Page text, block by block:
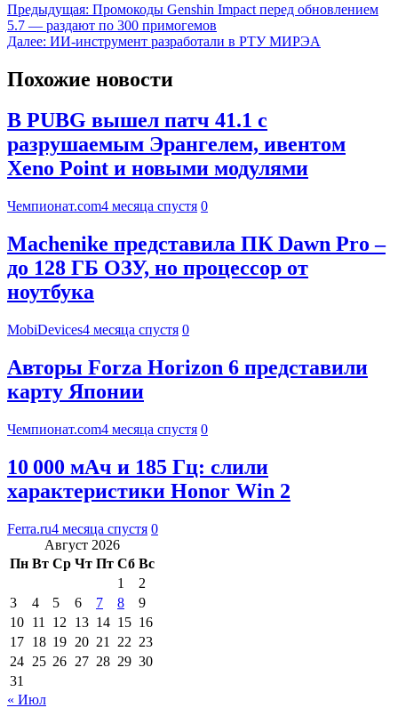
Предыдущая: Промокоды Genshin Impact перед обновлением
5.7 — раздают по 300 примогемов
Далее: ИИ-инструмент разработали в РТУ МИРЭА
Похожие новости
В PUBG вышел патч 41.1 с
разрушаемым Эрангелем, ивентом
Xeno Point и новыми модулями
Чемпионат.com4 месяца спустя 0
Machenike представила ПК Dawn Pro –
до 128 ГБ ОЗУ, но процессор от
ноутбука
MobiDevices4 месяца спустя 0
Авторы Forza Horizon 6 представили
карту Японии
Чемпионат.com4 месяца спустя 0
10 000 мАч и 185 Гц: слили
характеристики Honor Win 2
Ferra.ru4 месяца спустя 0
Август 2026
Пн Вт Ср Чт Пт Сб Вс
1
2
3
4 5 6 7 8
9
10 11 12 13 14 15 16
17 18 19 20 21 22 23
24 25 26 27 28 29 30
31
« Июл